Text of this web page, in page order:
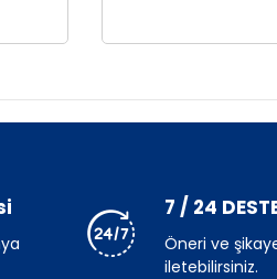
7 / 24
Öneri ve
iletebilirsiniz.